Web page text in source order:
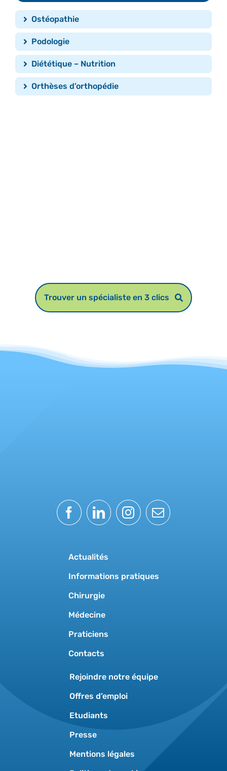
Ostéopathie
Podologie
Diététique – Nutrition
Orthèses d’orthopédie
Trouver un spécialiste en 3 clics
Actualités
Informations pratiques
Chirurgie
Médecine
Praticiens
Contacts
Rejoindre notre équipe
Offres d’emploi
Etudiants
Presse
Mentions légales